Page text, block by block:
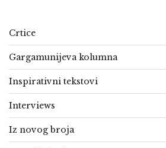
Crtice
Gargamunijeva kolumna
Inspirativni tekstovi
Interviews
Iz novog broja